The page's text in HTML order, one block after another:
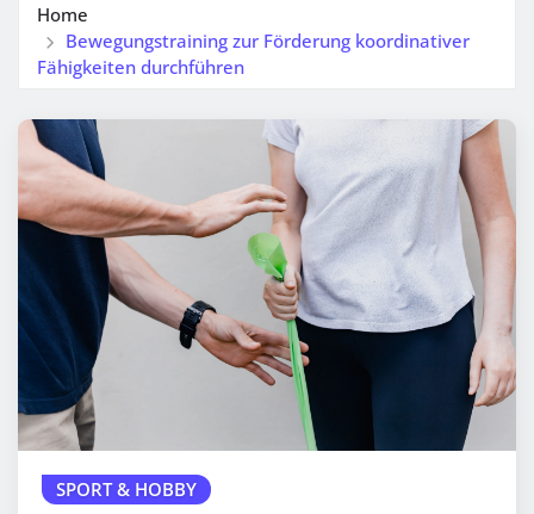
Home
Bewegungstraining zur Förderung koordinativer
Fähigkeiten durchführen
SPORT & HOBBY